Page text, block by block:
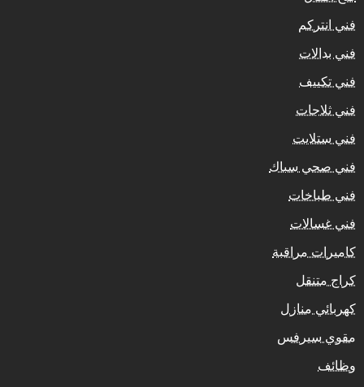
فني انتركم
فني بدالات
فني تكييف
فني ثلاجات
فني ستلايت
فني صحي سباك
فني طباخات
فني غسالات
كاميرات مراقبة
كراج متنقل
كهربائي منازل
مقوي سيرفس
وظائف